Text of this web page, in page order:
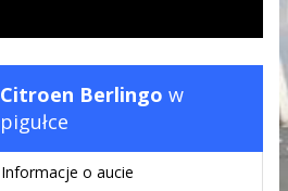
Citroen Berlingo w
pigułce
Informacje o aucie